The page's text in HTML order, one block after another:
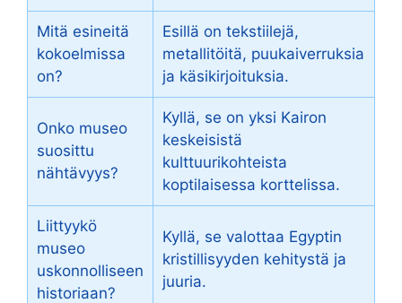
Mitä esineitä
kokoelmissa
on?
Esillä on tekstiilejä,
metallitöitä, puukaiverruksia
ja käsikirjoituksia.
Onko museo
suosittu
nähtävyys?
Kyllä, se on yksi Kairon
keskeisistä
kulttuurikohteista
koptilaisessa korttelissa.
Liittyykö
museo
uskonnolliseen
historiaan?
Kyllä, se valottaa Egyptin
kristillisyyden kehitystä ja
juuria.